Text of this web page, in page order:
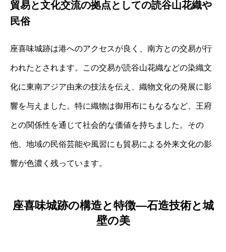
貿易と文化交流の拠点としての読谷山花織や
民俗
座喜味城跡は港へのアクセスが良く、南方との交易が行
われたとされます。この交易が読谷山花織などの染織文
化に東南アジア由来の技法を伝え、織物文化の発展に影
響を与えました。特に織物は御用布にもなるなど、王府
との関係性を通じて社会的な価値を持ちました。その
他、地域の民俗芸能や風習にも貿易による外来文化の影
響が色濃く残っています。
座喜味城跡の構造と特徴—石造技術と城
壁の美